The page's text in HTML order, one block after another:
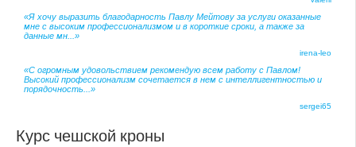
«Я хочу выразить благодарность Павлу Мейтову за услуги оказанные
мне с высоким профессионализмом и в короткие сроки, а также за
данные мн...»
irena-leo
«С огромным удовольствием рекомендую всем работу с Павлом!
Высокий профессионализм сочетается в нем с интеллигентностью и
порядочность...»
sergei65
Курс чешской кроны